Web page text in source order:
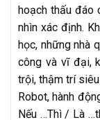
hoạch thấu đáo
nhìn xác định.
học, những nhà
công và vĩ đại,
trội, thậm trí
Robot, hành
Nếu …Thì / Là